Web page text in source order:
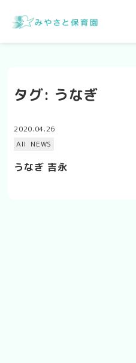
タグ: うなぎ
2020.04.26
All NEWS
うなぎ 吉永